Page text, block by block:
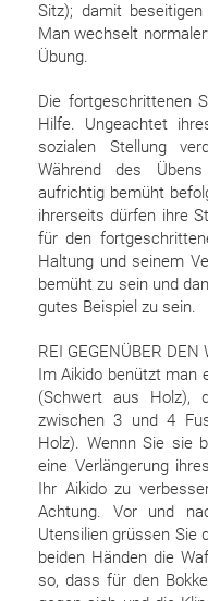
Sitz); damit
Man wechselt
Übung.
Die fortgeschrittenen
Hilfe. Ungeachtet
sozialen Stellung
Während des
aufrichtig bemüht
ihrerseits dürfen ihre
für den
Haltung und seinem
bemüht zu sein und
gutes Beispiel zu sein.
REI GEGENÜBER DEN
Im Aikido benützt man
(Schwert aus Holz),
zwischen 3 und 4
Holz). Wennn Sie sie
eine Verlängerung
Ihr Aikido zu
Achtung. Vor und
Utensilien grüssen Sie
beiden Händen die
so, dass für den